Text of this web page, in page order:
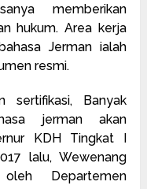
memberikan
hukum. Area kerja
Jerman ialah
resmi.
sertifikasi, Banyak
jerman akan
KDH Tingkat I
lalu, Wewenang
Departemen